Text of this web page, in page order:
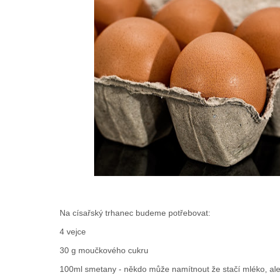
Na císařský trhanec budeme potřebovat:
4 vejce
30 g moučkového cukru
100ml smetany - někdo může namítnout že stačí mléko,